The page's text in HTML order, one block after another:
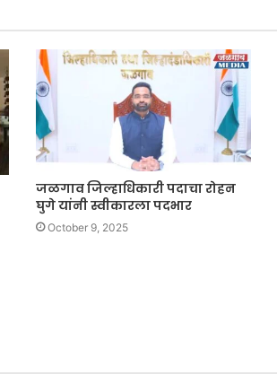
जळगाव जिल्हाधिकारी पदाचा रोहन
घुगे यांनी स्वीकारला पदभार
October 9, 2025